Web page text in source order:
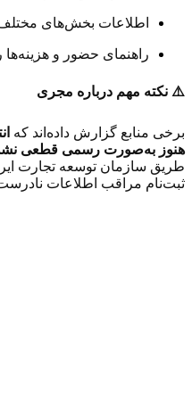
اطلاعات بخش‌های مختلف
راهنمای حضور و هزینه‌ها
⚠️ نکته مهم درباره مجری
برخی منابع گزارش داده‌اند که
هنوز به‌صورت رسمی قطعی
طریق سازمان توسعه تجارت
ثبت‌نام مراقب اطلاعات نادرست